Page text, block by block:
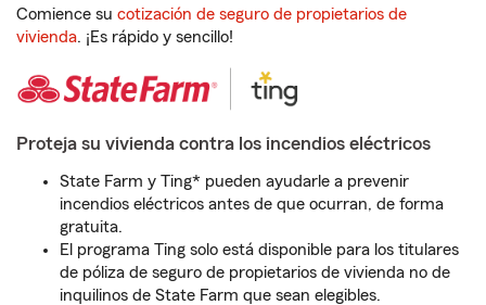
Comience su cotización de seguro de propietarios de
vivienda. ¡Es rápido y sencillo!
Proteja su vivienda contra los incendios eléctricos
State Farm y Ting* pueden ayudarle a prevenir
incendios eléctricos antes de que ocurran, de forma
gratuita.
El programa Ting solo está disponible para los titulares
de póliza de seguro de propietarios de vivienda no de
inquilinos de State Farm que sean elegibles.